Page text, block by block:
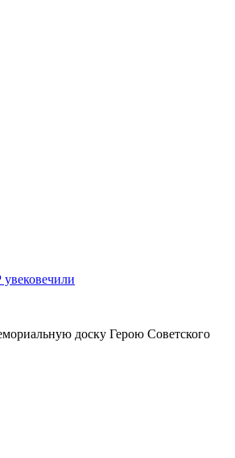
доску Герою Советского